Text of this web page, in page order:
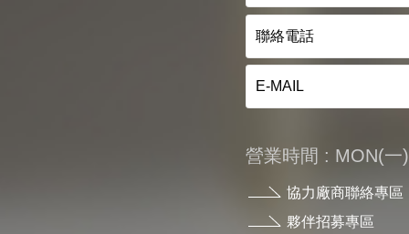
營業時間 : MON(
協力廠商聯絡專區
夥伴招募專區